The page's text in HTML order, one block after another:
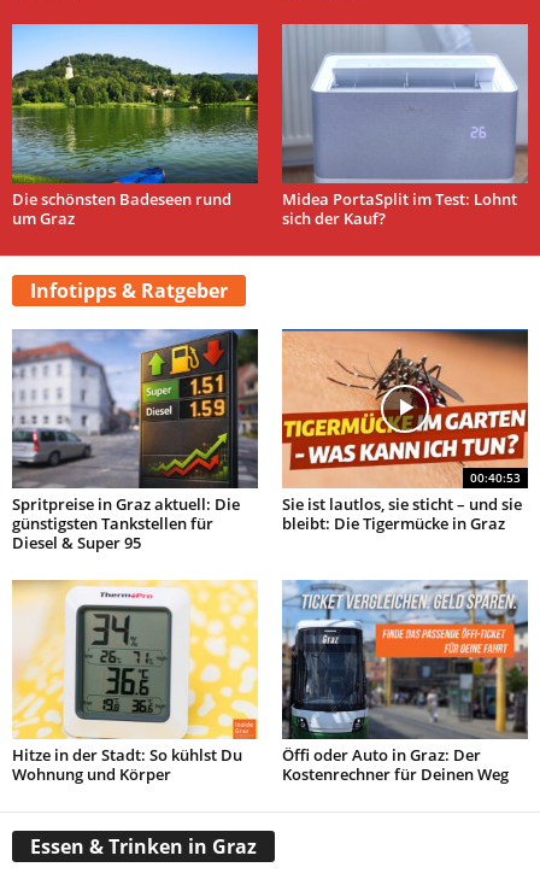
Die schönsten Badeseen rund
um Graz
Midea PortaSplit im Test: Lohnt
sich der Kauf?
Infotipps & Ratgeber
Spritpreise in Graz aktuell: Die
günstigsten Tankstellen für
Diesel & Super 95
00:40:53
Sie ist lautlos, sie sticht – und sie
bleibt: Die Tigermücke in Graz
Hitze in der Stadt: So kühlst Du
Wohnung und Körper
Öffi oder Auto in Graz: Der
Kostenrechner für Deinen Weg
Essen & Trinken in Graz